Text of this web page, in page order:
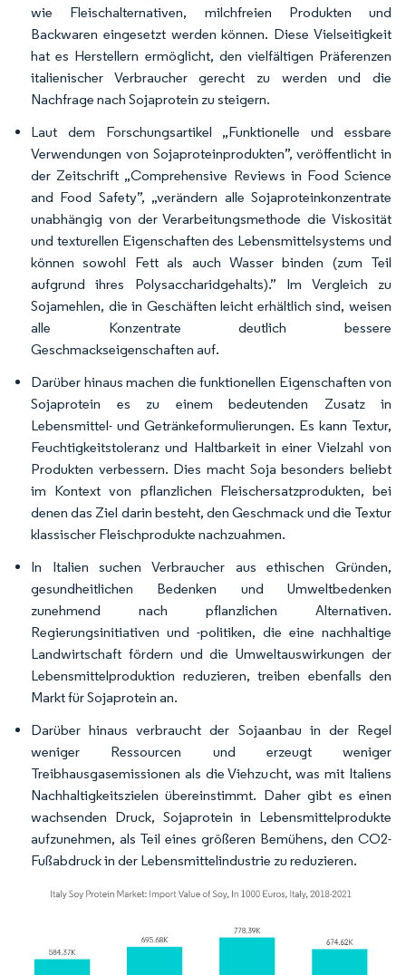
wie Fleischalternativen, milchfreien Produkten und
Backwaren eingesetzt werden können. Diese Vielseitigkeit
hat es Herstellern ermöglicht, den vielfältigen Präferenzen
italienischer Verbraucher gerecht zu werden und die
Nachfrage nach Sojaprotein zu steigern.
Laut dem Forschungsartikel „Funktionelle und essbare
Verwendungen von Sojaproteinprodukten”, veröffentlicht in
der Zeitschrift „Comprehensive Reviews in Food Science
and Food Safety”, „verändern alle Sojaproteinkonzentrate
unabhängig von der Verarbeitungsmethode die Viskosität
und texturellen Eigenschaften des Lebensmittelsystems und
können sowohl Fett als auch Wasser binden (zum Teil
aufgrund ihres Polysaccharidgehalts).” Im Vergleich zu
Sojamehlen, die in Geschäften leicht erhältlich sind, weisen
alle Konzentrate deutlich bessere
Geschmackseigenschaften auf.
Darüber hinaus machen die funktionellen Eigenschaften von
Sojaprotein es zu einem bedeutenden Zusatz in
Lebensmittel- und Getränkeformulierungen. Es kann Textur,
Feuchtigkeitstoleranz und Haltbarkeit in einer Vielzahl von
Produkten verbessern. Dies macht Soja besonders beliebt
im Kontext von pflanzlichen Fleischersatzprodukten, bei
denen das Ziel darin besteht, den Geschmack und die Textur
klassischer Fleischprodukte nachzuahmen.
In Italien suchen Verbraucher aus ethischen Gründen,
gesundheitlichen Bedenken und Umweltbedenken
zunehmend nach pflanzlichen Alternativen.
Regierungsinitiativen und -politiken, die eine nachhaltige
Landwirtschaft fördern und die Umweltauswirkungen der
Lebensmittelproduktion reduzieren, treiben ebenfalls den
Markt für Sojaprotein an.
Darüber hinaus verbraucht der Sojaanbau in der Regel
weniger Ressourcen und erzeugt weniger
Treibhausgasemissionen als die Viehzucht, was mit Italiens
Nachhaltigkeitszielen übereinstimmt. Daher gibt es einen
wachsenden Druck, Sojaprotein in Lebensmittelprodukte
aufzunehmen, als Teil eines größeren Bemühens, den CO2-
Fußabdruck in der Lebensmittelindustrie zu reduzieren.